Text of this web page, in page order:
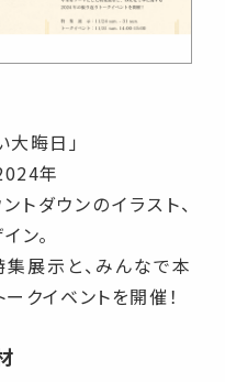
晦日」
年
トダウンのイラスト、
ン。
展示と、みんなで本
クイベントを開催！